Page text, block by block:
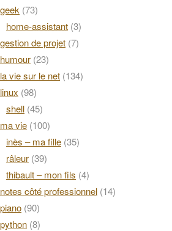
geek (73)
home-assistant (3)
gestion de projet (7)
humour (23)
la vie sur le net (134)
linux (98)
shell (45)
ma vie (100)
inès – ma fille (35)
râleur (39)
thibault – mon fils (4)
notes côté professionnel (14)
piano (90)
python (8)